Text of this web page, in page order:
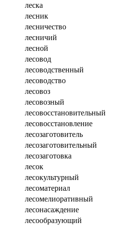
леска
лесник
лесничество
лесничий
лесной
лесовод
лесоводственный
лесоводство
лесовоз
лесовозный
лесовосстановительный
лесовосстановление
лесозаготовитель
лесозаготовительный
лесозаготовка
лесок
лесокультурный
лесоматериал
лесомелиоративный
лесонасаждение
лесообразующий